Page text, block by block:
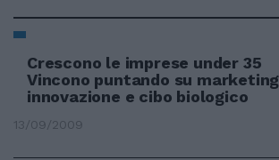
Crescono le imprese under 35
Vincono puntando su
innovazione e cibo biologico
13/09/2009